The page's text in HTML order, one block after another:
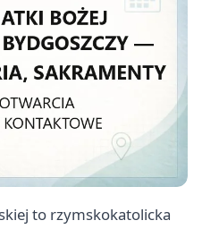
to rzymskokatolicka